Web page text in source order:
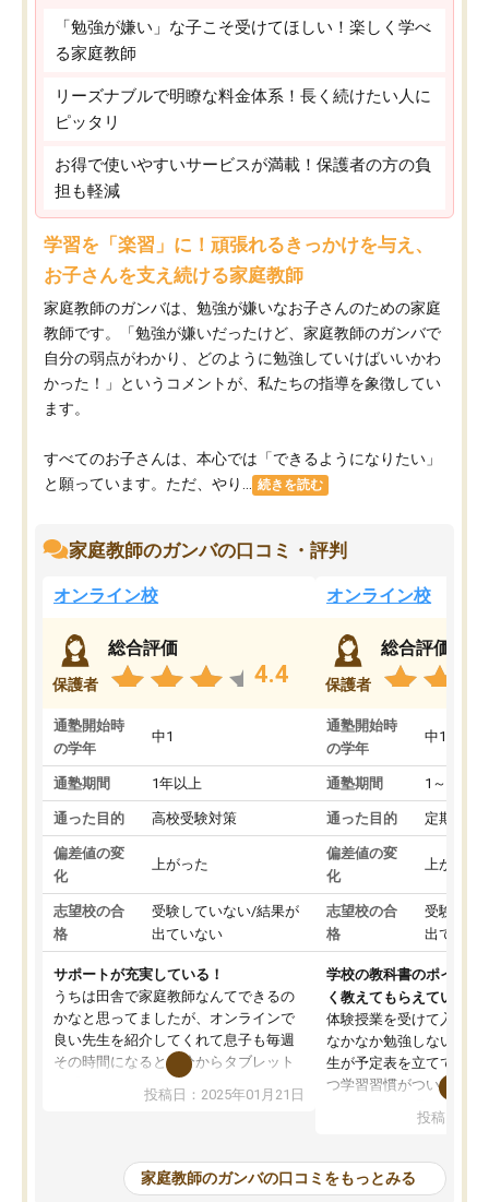
「勉強が嫌い」な子こそ受けてほしい！楽しく学べ
る家庭教師
リーズナブルで明瞭な料金体系！長く続けたい人に
ピッタリ
お得で使いやすいサービスが満載！保護者の方の負
担も軽減
学習を「楽習」に！頑張れるきっかけを与え、
お子さんを支え続ける家庭教師
家庭教師のガンバは、勉強が嫌いなお子さんのための家庭
教師です。「勉強が嫌いだったけど、家庭教師のガンバで
自分の弱点がわかり、どのように勉強していけばいいかわ
かった！」というコメントが、私たちの指導を象徴してい
ます。
すべてのお子さんは、本心では「できるようになりたい」
と願っています。ただ、やり...
続きを読む
家庭教師のガンバの口コミ・評判
オンライン校
保護者
総合評価
4.4
通塾開始時
の学年
中1
通塾期間 1年以上
通った目的 高校受験対策
偏差値の変
化
上がった
志望校の合
格
受験していない/結果が
出ていない
サポートが充実している！
うちは田舎で家庭教師なんてできるの
かなと思ってましたが、オンラインで
良い先生を紹介してくれて息子も毎週
その時間になると自分からタブレット
を開いてzoomを繋げるようになりまし
た！5科目なんでもOKなのもとても気
めて1年ほどだった今では平均点以上の
科目が増えてきました！あと1年受験ま
投稿日：2025年01月21日
オンライン校
保護者
総合評価
通塾開始時
の学年
中1
通塾期間 1～3ヵ月
通った目的 定期テス
偏差値の変
化
上がった
志望校の合
格
受験して
出ていな
学校の教科書のポイント
く教えてもらえている
体験授業を受けて入塾し
なかなか勉強しない息子
生が予定表を立ててくれ
つ学習習慣がついてきま
指導が無い日も予定表
問できるのでとても助か
投稿日：
家庭教師のガンバの口コミをもっとみる